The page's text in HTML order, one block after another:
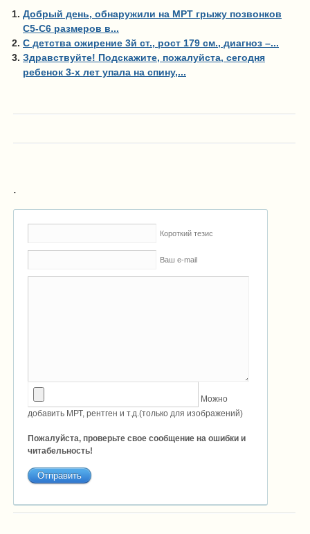
Добрый день, обнаружили на МРТ грыжу позвонков
С5-С6 размеров в...
С детства ожирение 3й ст., рост 179 см., диагноз –...
Здравствуйте! Подскажите, пожалуйста, сегодня
ребенок 3-х лет упала на спину,...
.
Короткий тезис
Ваш e-mail
Можно
добавить МРТ, рентген и т.д.(только для изображений)
Пожалуйста, проверьте свое сообщение на ошибки и
читабельность!